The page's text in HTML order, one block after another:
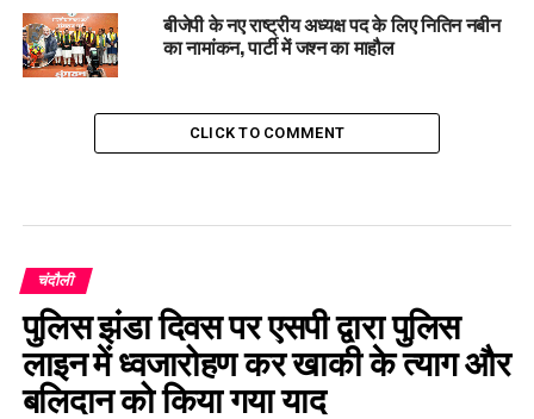
बीजेपी के नए राष्ट्रीय अध्यक्ष पद के लिए नितिन नबीन
का नामांकन, पार्टी में जश्न का माहौल
CLICK TO COMMENT
चंदौली
पुलिस झंडा दिवस पर एसपी द्वारा पुलिस
लाइन में ध्वजारोहण कर खाकी के त्याग और
बलिदान को किया गया याद